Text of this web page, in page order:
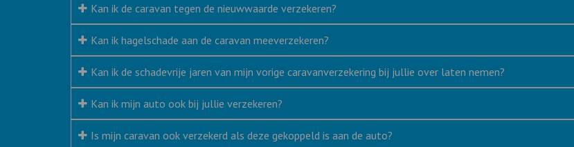
Kan ik de caravan tegen de nieuwwaarde verzekeren?
Kan ik hagelschade aan de caravan meeverzekeren?
Kan ik de schadevrije jaren van mijn vorige caravanverzekering bij jullie over laten nemen?
Kan ik mijn auto ook bij jullie verzekeren?
Is mijn caravan ook verzekerd als deze gekoppeld is aan de auto?